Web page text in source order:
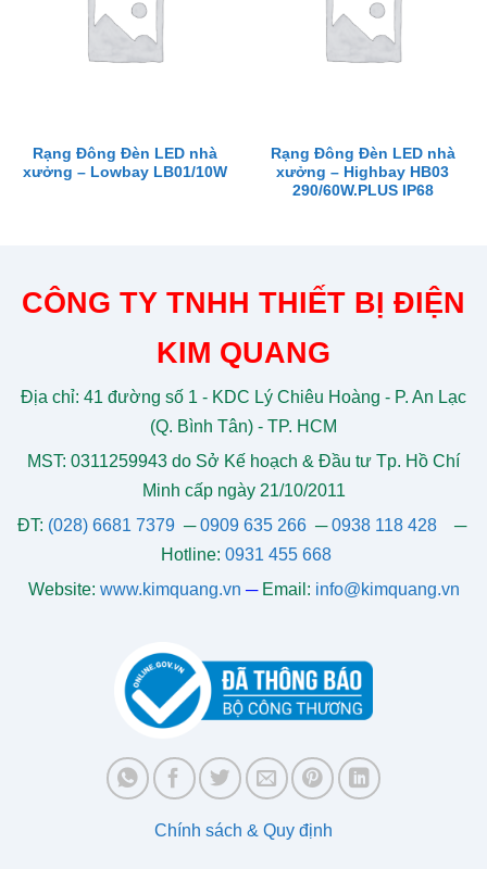
Rạng Đông Đèn LED nhà
xưởng – Lowbay LB01/10W
Rạng Đông Đèn LED nhà
xưởng – Highbay HB03
290/60W.PLUS IP68
CÔNG TY TNHH THIẾT BỊ ĐIỆN
KIM QUANG
Địa chỉ: 41 đường số 1 - KDC Lý Chiêu Hoàng - P. An Lạc
(Q. Bình Tân) - TP. HCM
MST: 0311259943 do Sở Kế hoạch & Đầu tư Tp. Hồ Chí
Minh cấp ngày 21/10/2011
ĐT: (028) 6681 7379 ─0909 635 266─0938 118 428─
Hotline: 0931 455 668
Website: www.kimquang.vn ─ Email: info@kimquang.vn
Chính sách & Quy định